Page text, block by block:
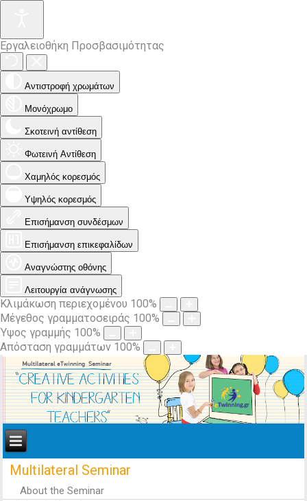
Εργαλειοθήκη Προσβασιμότητας
Αντιστροφή χρωμάτων
Μονόχρωμο
Σκοτεινή αντίθεση
Φωτεινή Αντίθεση
Χαμηλός κορεσμός
Υψηλός κορεσμός
Επισήμανση συνδέσμων
Επισήμανση επικεφαλίδων
Αναγνώστης οθόνης
Λειτουργία ανάγνωσης
Κλιμάκωση περιεχομένου 100%
Μέγεθος γραμματοσειράς 100%
Ύψος γραμμής 100%
Απόσταση γραμμάτων 100%
Multilateral Seminar
About the Seminar